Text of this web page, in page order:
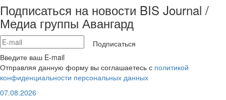
Подписаться на новости BIS Journal /
Медиа группы Авангард
Подписаться
Введите ваш E-mail
Отправляя данную форму вы соглашаетесь с политикой
конфиденциальности персональных данных
07.08.2026